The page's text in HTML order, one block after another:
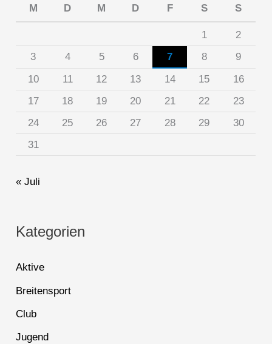
M D M D F S S
1
2
3
4 5 6 7 8
9
10
11 12 13 14 15
16
17
18 19 20 21 22
23
24
25 26 27 28 29
30
31
« Juli
Kategorien
Aktive
Breitensport
Club
Jugend